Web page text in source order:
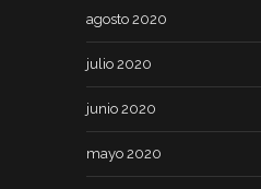
agosto 2020
julio 2020
junio 2020
mayo 2020